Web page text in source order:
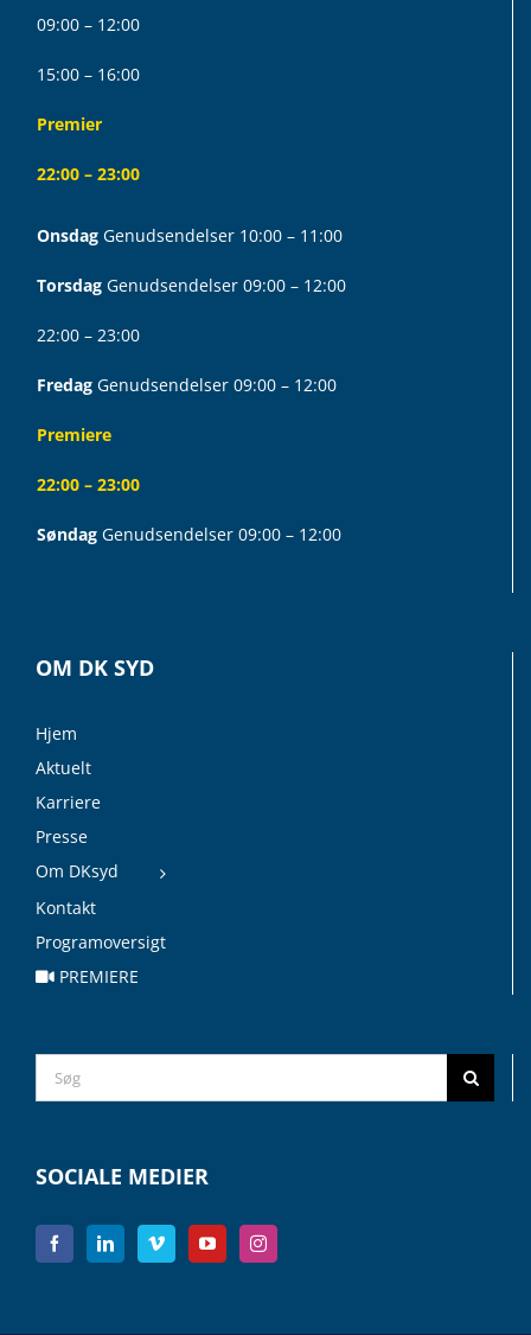
09:00 – 12:00
15:00 – 16:00
Premier
22:00 – 23:00
Onsdag Genudsendelser 10:00 – 11:00
Torsdag Genudsendelser 09:00 – 12:00
22:00 – 23:00
Fredag Genudsendelser 09:00 – 12:00
Premiere
22:00 – 23:00
Søndag Genudsendelser 09:00 – 12:00
OM DK SYD
Hjem
Aktuelt
Karriere
Presse
Om DKsyd
Kontakt
Programoversigt
PREMIERE
Search
for:
SOCIALE MEDIER